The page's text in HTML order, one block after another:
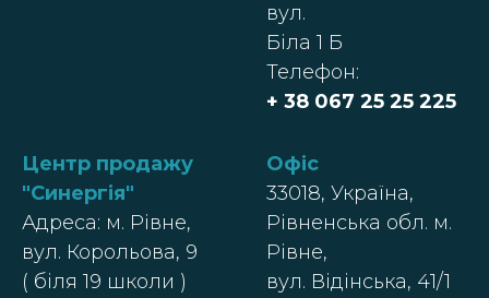
вул.
Біла 1 Б
Телефон:
+ 38 067 25 25 225
Центр продажу
"Синергія"
Адреса: м. Рівне,
вул. Корольова, 9
( біля 19 школи )
Офіс
33018, Україна,
Рівненська обл. м.
Рівне,
вул. Відінська, 41/1